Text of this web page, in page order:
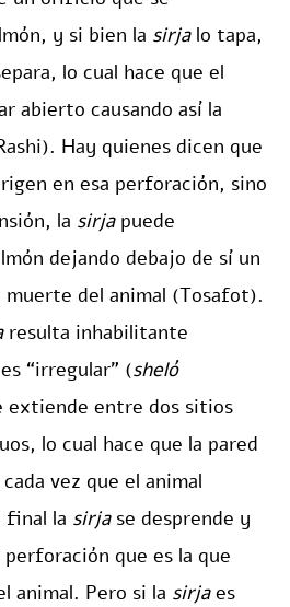
y si bien la sirjalo tapa,
lo cual hace que el
abierto causando así la
Hay quienes dicen que
en esa perforación, sino
la sirjapuede
dejando debajo de sí un
del animal (Tosafot).
resulta inhabilitante
“irregular” (sheló
extiende entre dos sitios
lo cual hace que la pared
vez que el animal
final la sirjase desprende y
que es la que
animal. Pero si la sirjaes